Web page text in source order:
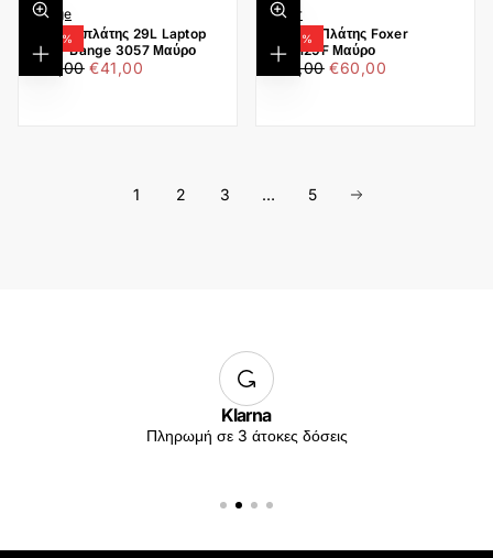
ΓΡΉΓΟΡΗ
ΠΡΟΒΟΛΉ
ΠΡΟΣΘΉΚΗ
ΣΤΟ
Bange
Σακίδιο πλάτης 29L Laptop
15,6” Bange 3057 Μαύρο
%
€41,00
Τιμή
€51,00 Ελάχιστη
€41,00
ΓΡΉΓΟΡΗ
ΠΡΟΒΟΛΉ
ΠΡΟΣΘΉΚΗ
ΣΤΟ
foxer
Σακίδιο Πλάτης Foxer
9151129F Μαύρο
%
€60,00
Τιμή
€75,00 Ελάχιστη
€60,00
1 2 3 … 5
Klarna
Πληρωμή σε 3 άτοκες δόσεις